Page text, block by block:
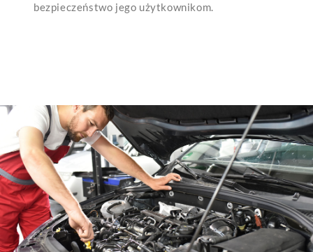
bezpieczeństwo jego użytkownikom.